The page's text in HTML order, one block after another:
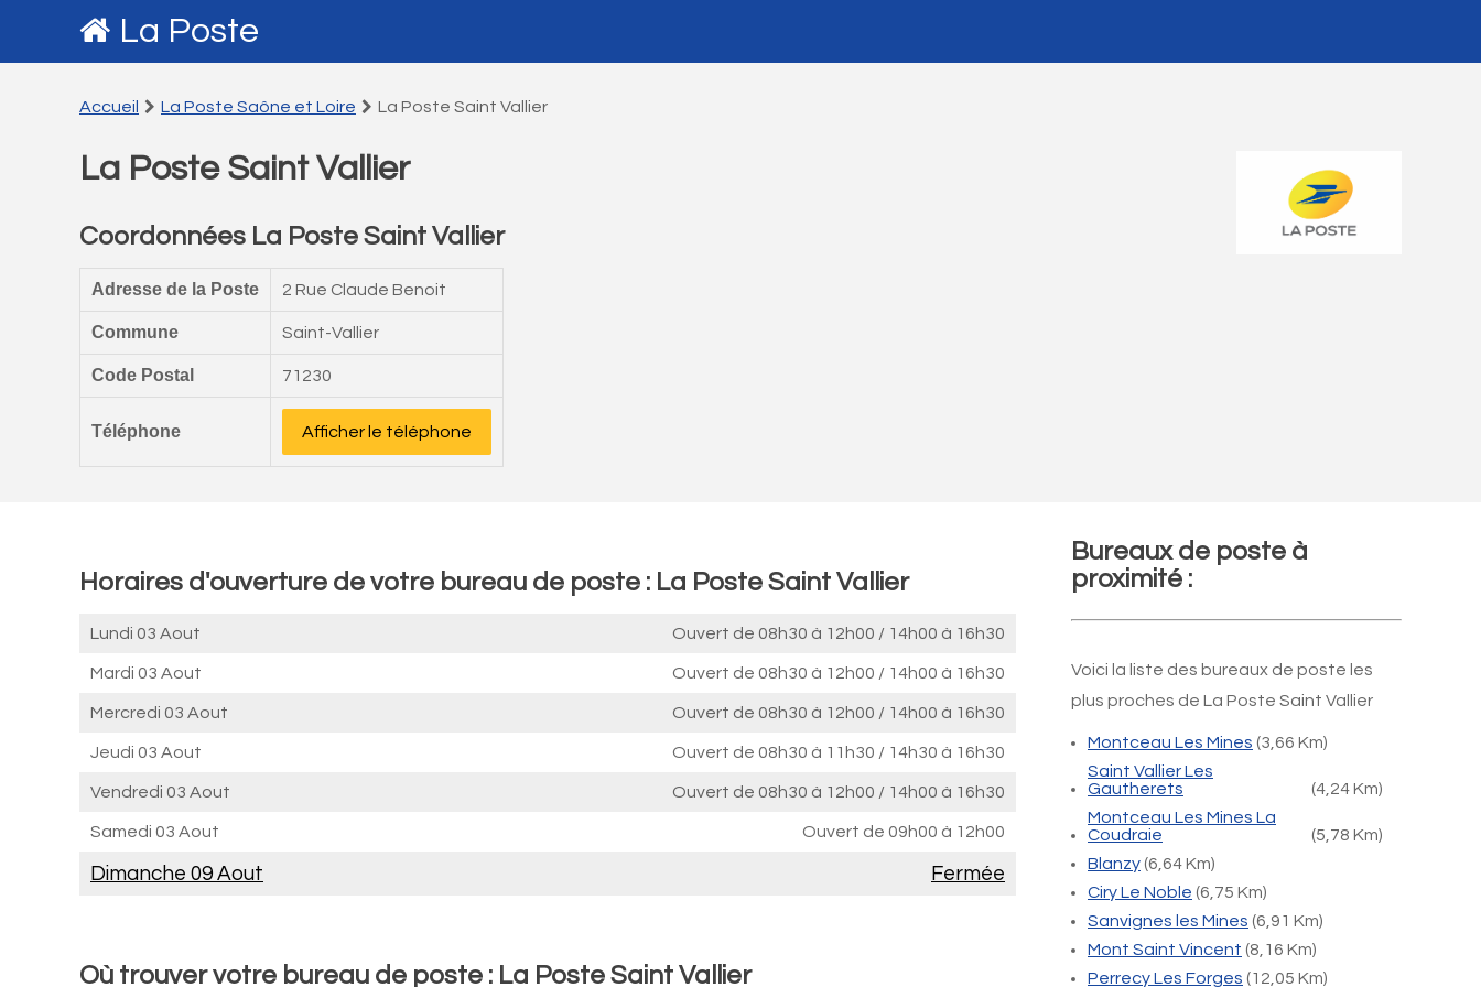
La Poste
Accueil La Poste Saône et Loire La Poste Saint Vallier
La Poste Saint Vallier
Coordonnées La Poste Saint Vallier
Adresse de la Poste 2 Rue Claude Benoit
Commune Saint-Vallier
Code Postal 71230
Téléphone Afficher le téléphone
Horaires d'ouverture de votre bureau de poste : La Poste Saint Vallier
Lundi 03 Aout Ouvert de 08h30 à 12h00 / 14h00 à 16h30
Mardi 03 Aout Ouvert de 08h30 à 12h00 / 14h00 à 16h30
Mercredi 03 Aout Ouvert de 08h30 à 12h00 / 14h00 à 16h30
Jeudi 03 Aout Ouvert de 08h30 à 11h30 / 14h30 à 16h30
Vendredi 03 Aout Ouvert de 08h30 à 12h00 / 14h00 à 16h30
Samedi 03 Aout Ouvert de 09h00 à 12h00
Dimanche 09 Aout Fermée
Où trouver votre bureau de poste : La Poste Saint Vallier
Bureaux de poste à
proximité :
Voici la liste des bureaux de poste les
plus proches de La Poste Saint Vallier
Montceau Les Mines (3,66 Km)
Saint Vallier Les
Gautherets
(4,24 Km)
Montceau Les Mines La
Coudraie
(5,78 Km)
Blanzy(6,64 Km)
Ciry Le Noble (6,75 Km)
Sanvignes les Mines (6,91 Km)
Mont Saint Vincent (8,16 Km)
Perrecy Les Forges (12,05 Km)